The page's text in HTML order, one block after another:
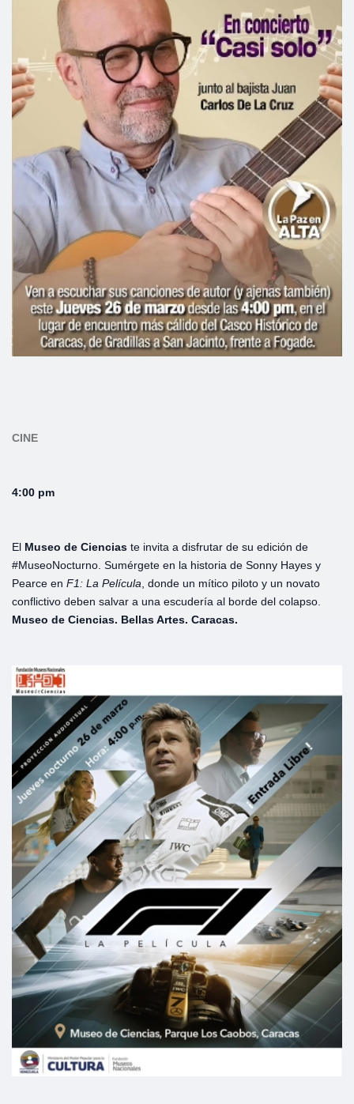
CINE
4:00 pm
El Museo de Ciencias te invita a disfrutar de su edición de
#MuseoNocturno. Sumérgete en la historia de Sonny Hayes y
Pearce en F1: La Película , donde un mítico piloto y un novato
conflictivo deben salvar a una escudería al borde del colapso.
Museo de Ciencias. Bellas Artes. Caracas.